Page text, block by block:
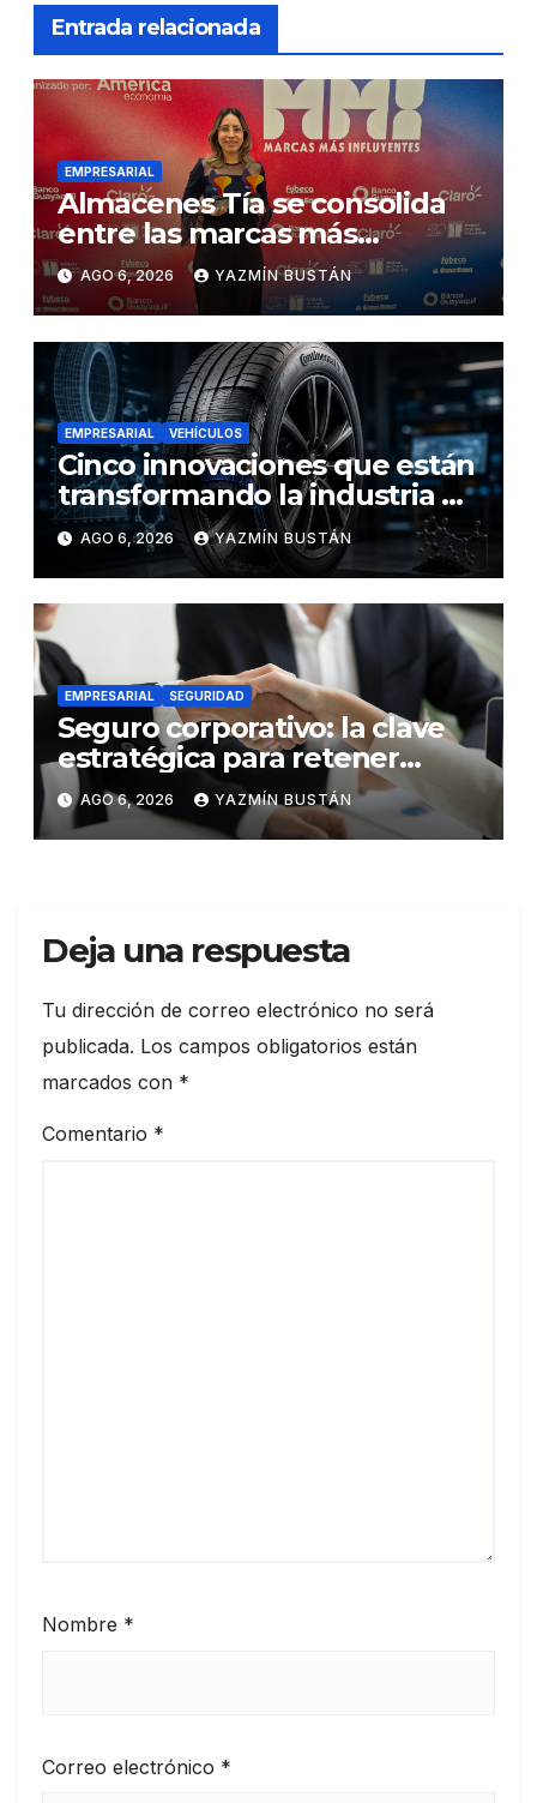
Entrada relacionada
EMPRESARIAL
Almacenes Tía se consolida
entre las marcas más
influyentes del Ecuador
AGO 6, 2026 YAZMÍN BUSTÁN
EMPRESARIAL VEHÍCULOS
Cinco innovaciones que están
transformando la industria de
los neumáticos y redefinen el
futuro de la movilidad
AGO 6, 2026 YAZMÍN BUSTÁN
EMPRESARIAL SEGURIDAD
Seguro corporativo: la clave
estratégica para retener
talento en Ecuador
AGO 6, 2026 YAZMÍN BUSTÁN
Deja una respuesta
Tu dirección de correo electrónico no será
publicada. Los campos obligatorios están
marcados con *
Comentario *
Nombre *
Correo electrónico *